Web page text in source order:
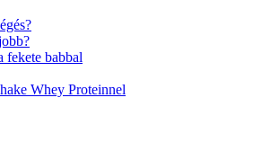
fekete babbal
Whey Proteinnel